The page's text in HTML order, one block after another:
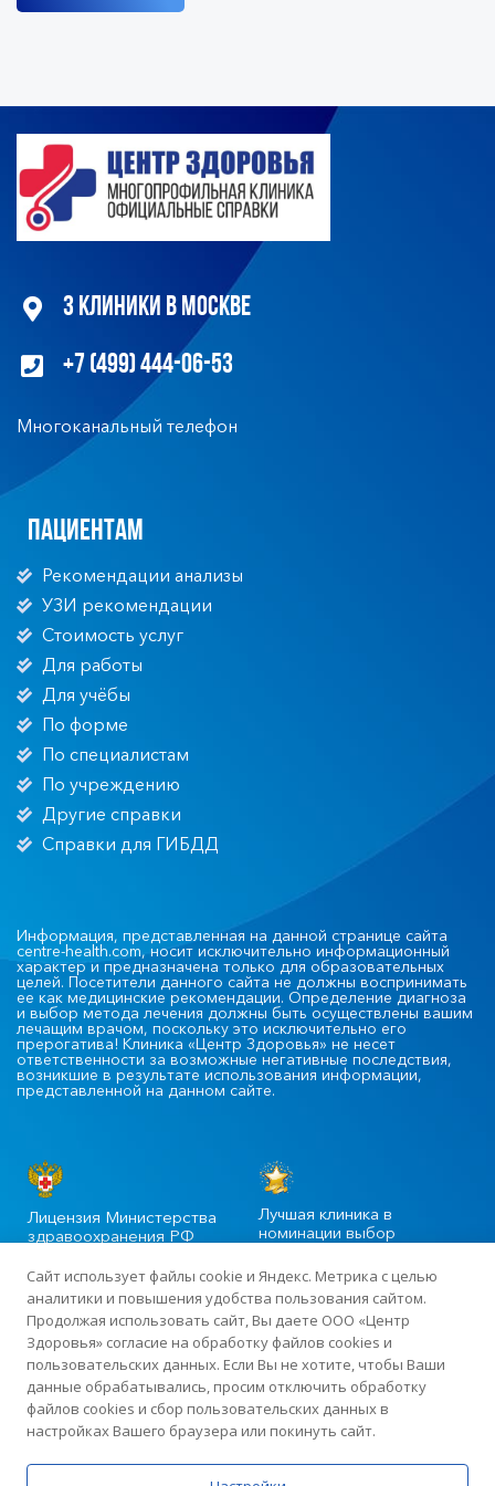
3 клиники в Москве
+7 (499) 444-06-53
Многоканальный телефон
Пациентам
Рекомендации анализы
УЗИ рекомендации
Стоимость услуг
Для работы
Для учёбы
По форме
По специалистам
По учреждению
Другие справки
Справки для ГИБДД
Информация, представленная на данной странице сайта
centre-health.com, носит исключительно информационный
характер и предназначена только для образовательных
целей. Посетители данного сайта не должны воспринимать
ее как медицинские рекомендации. Определение диагноза
и выбор метода лечения должны быть осуществлены вашим
лечащим врачом, поскольку это исключительно его
прерогатива! Клиника «Центр Здоровья» не несет
ответственности за возможные негативные последствия,
возникшие в результате использования информации,
представленной на данном сайте.
Лицензия Министерства
здравоохранения РФ
Лучшая клиника в
номинации выбор
©2020-2025 Официальный сайт сети многопрофильных клиник
«Центр Здоровья» в Москве
Лицензия: ЛО-77-01-015919 от 13 апреля 2018 года · ИНН
7726423383 · ОГРН 1187746198507
Сайт использует файлы cookie и Яндекс. Метрика с целью
аналитики и повышения удобства пользования сайтом.
Продолжая использовать сайт, Вы даете ООО «Центр
Здоровья» согласие на обработку файлов cookies и
пользовательских данных. Если Вы не хотите, чтобы Ваши
данные обрабатывались, просим отключить обработку
файлов cookies и сбор пользовательских данных в
настройках Вашего браузера или покинуть сайт.